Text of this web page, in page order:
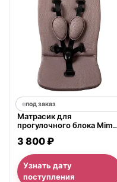
под заказ
Матрасик для
прогулочного блока Mima
3 800 ₽
Узнать дату
поступления